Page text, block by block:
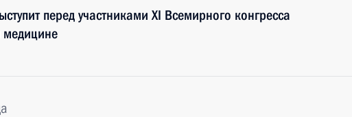
перед участниками XI Всемирного конгресса
медицине